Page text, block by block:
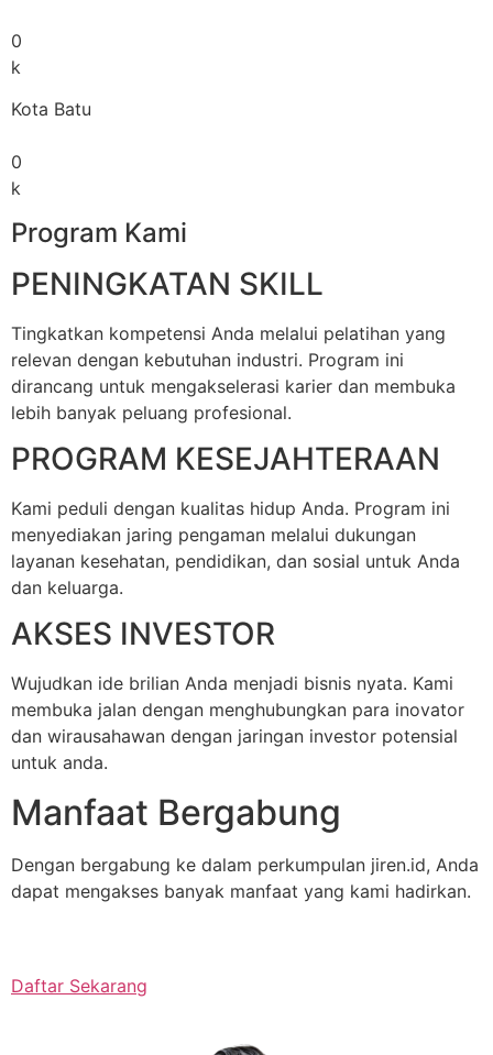
0
k
Kota Batu
0
k
Program Kami
PENINGKATAN SKILL
Tingkatkan kompetensi Anda melalui pelatihan yang
relevan dengan kebutuhan industri. Program ini
dirancang untuk mengakselerasi karier dan membuka
lebih banyak peluang profesional.
PROGRAM KESEJAHTERAAN
Kami peduli dengan kualitas hidup Anda. Program ini
menyediakan jaring pengaman melalui dukungan
layanan kesehatan, pendidikan, dan sosial untuk Anda
dan keluarga.
AKSES INVESTOR
Wujudkan ide brilian Anda menjadi bisnis nyata. Kami
membuka jalan dengan menghubungkan para inovator
dan wirausahawan dengan jaringan investor potensial
untuk anda.
Manfaat Bergabung
Dengan bergabung ke dalam perkumpulan jiren.id, Anda
dapat mengakses banyak manfaat yang kami hadirkan.
Daftar Sekarang